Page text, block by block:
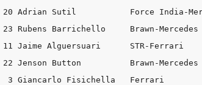
20 Adrian Sutil           Force India-
23 Rubens Barrichello     Brawn-
11 Jaime Alguersuari      STR-Ferrari
22 Jenson Button          Brawn-
3 Giancarlo Fisichella   Ferrari